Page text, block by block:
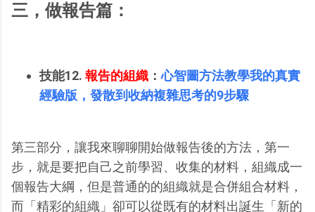
三，做報告篇：
技能12. 報告的組織 ：心智圖方法教學我的真實
經驗版，發散到收納複雜思考的9步驟
第三部分，讓我來聊聊開始做報告後的方法，第一
步，就是要把自己之前學習、收集的材料，組織成一
個報告大綱，但是普通的的組織就是合併組合材料，
而「精彩的組織」卻可以從既有的材料出誕生「新的